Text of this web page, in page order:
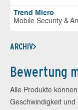
Trend Micro
Mobile Security &
ARCHIV
Bewertung
Alle Produkte
Geschwindigkeit